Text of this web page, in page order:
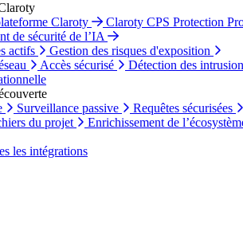
Claroty
Claroty CPS Protection
de sécurité de l’IA
actifs
Gestion des risques d'exposition
Accès sécurisé
Détection des
Surveillance passive
Requêtes sécurisées
du projet
Enrichissement de
les intégrations